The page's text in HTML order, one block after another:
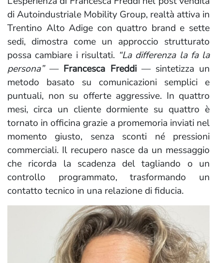
di Autoindustriale Mobility Group, realtà attiva in
Trentino Alto Adige con quattro brand e sette
sedi, dimostra come un approccio strutturato
possa cambiare i risultati. “La differenza la fa la
persona”— Francesca Freddi— sintetizza un
metodo basato su comunicazioni semplici e
puntuali, non su offerte aggressive. In quattro
mesi, circa un cliente dormiente su quattro è
tornato in officina grazie a promemoria inviati nel
momento giusto, senza sconti né pressioni
commerciali. Il recupero nasce da un messaggio
che ricorda la scadenza del tagliando o un
controllo programmato, trasformando un
contatto tecnico in una relazione di fiducia.